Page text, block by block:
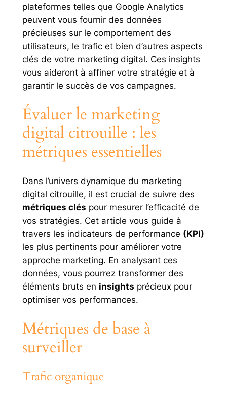
plateformes telles que Google Analytics
peuvent vous fournir des données
précieuses sur le comportement des
utilisateurs, le trafic et bien d’autres aspects
clés de votre marketing digital. Ces insights
vous aideront à affiner votre stratégie et à
garantir le succès de vos campagnes.
Évaluer le marketing
digital citrouille : les
métriques essentielles
Dans l’univers dynamique du marketing
digital citrouille, il est crucial de suivre des
métriques clés pour mesurer l’efficacité de
vos stratégies. Cet article vous guide à
travers les indicateurs de performance (KPI)
les plus pertinents pour améliorer votre
approche marketing. En analysant ces
données, vous pourrez transformer des
éléments bruts en insights précieux pour
optimiser vos performances.
Métriques de base à
surveiller
Trafic organique